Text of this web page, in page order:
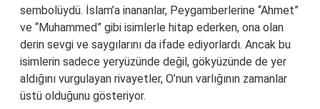
sembolüydü. İslam’a inananlar, Peygamberlerine “Ahmet”
ve “Muhammed” gibi isimlerle hitap ederken, ona olan
derin sevgi ve saygılarını da ifade ediyorlardı. Ancak bu
isimlerin sadece yeryüzünde değil, gökyüzünde de yer
aldığını vurgulayan rivayetler, O’nun varlığının zamanlar
üstü olduğunu gösteriyor.